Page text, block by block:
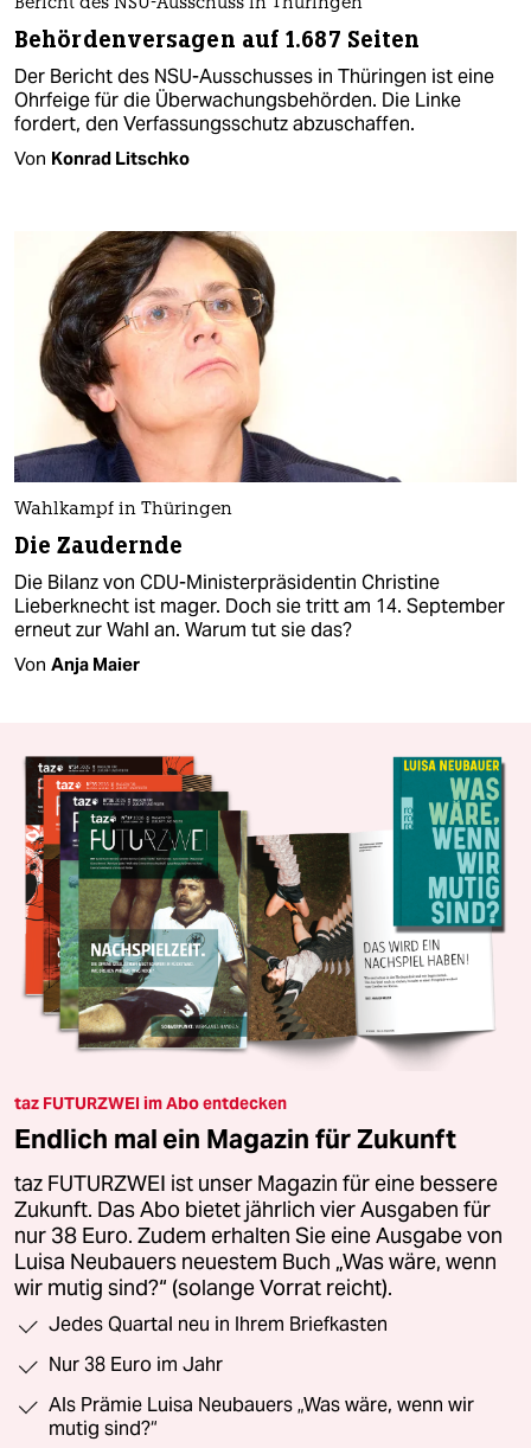
Bericht des NSU-Ausschuss in Thüringen
Behördenversagen auf 1.687 Seiten
Der Bericht des NSU-Ausschusses in Thüringen ist eine
Ohrfeige für die Überwachungsbehörden. Die Linke
fordert, den Verfassungsschutz abzuschaffen.
Von Konrad Litschko
Wahlkampf in Thüringen
Die Zaudernde
Die Bilanz von CDU-Ministerpräsidentin Christine
Lieberknecht ist mager. Doch sie tritt am 14. September
erneut zur Wahl an. Warum tut sie das?
Von Anja Maier
taz FUTURZWEI im Abo entdecken
Endlich mal ein Magazin für Zukunft
taz FUTURZWEI ist unser Magazin für eine bessere
Zukunft. Das Abo bietet jährlich vier Ausgaben für
nur 38 Euro. Zudem erhalten Sie eine Ausgabe von
Luisa Neubauers neuestem Buch „Was wäre, wenn
wir mutig sind?“ (solange Vorrat reicht).
Jedes Quartal neu in Ihrem Briefkasten
Nur 38 Euro im Jahr
Als Prämie Luisa Neubauers „Was wäre, wenn wir
mutig sind?“